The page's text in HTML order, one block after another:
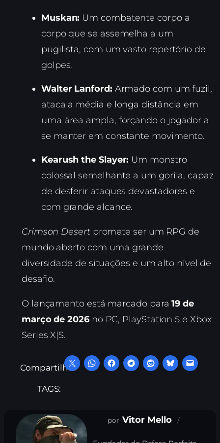
Muskan: Um combatente corpo a
corpo que se assemelha a um
pugilista, com um vasto repertório de
golpes.
Walter Lanford: Armado com um fuzil,
ataca a média e longa distância em
uma área ampla, forçando o jogador a
se manter em constante movimento.
Kearush the Slayer: Um monstro
colossal semelhante a um gorila, capaz
de desferir ataques devastadores e
com grande alcance.
Crimson Desertpromete ser um RPG de
mundo aberto com uma grande
diversidade de situações e um alto nível de
desafio.
O lançamento está marcado para19 de
março de 2026no PC, PlayStation 5 e Xbox
Series X|S.
Compartilhe:
TAGS:
Vitor Mello